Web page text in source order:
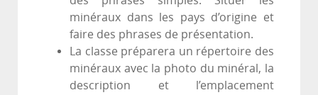
minéraux dans les pays d’origine et
faire des phrases de présentation.
La classe préparera un répertoire des
minéraux avec la photo du minéral, la
description et l’emplacement